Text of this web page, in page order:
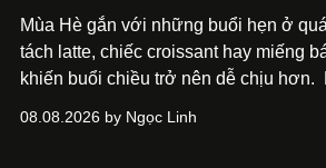
Mùa Hè gắn với những buổi hẹn ở
tách latte, chiếc croissant hay miếng
khiến buổi chiều trở nên dễ chịu hơn.
sử dụng bảng màu nâu sữa, kem,
08.08.2026 by Ngọc Linh